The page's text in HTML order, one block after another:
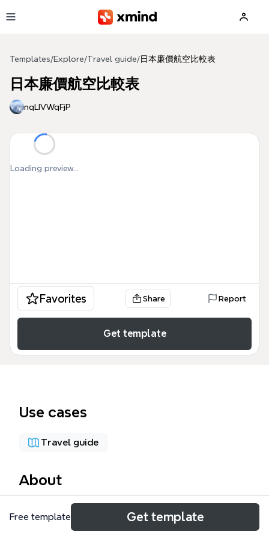
Templates/Explore/Travel guide/ 日本廉價航空比較表
日本廉價航空比較表
nqLIVWqFjP
Loading preview...
Favorites Share Report
Get template
Use cases
Travel guide
About
這份「日本廉價航空比較表」模板專為規劃日本自助旅
行的旅客設計，涵蓋樂桃、香草、酷航、捷星、台灣虎
Free template Get template